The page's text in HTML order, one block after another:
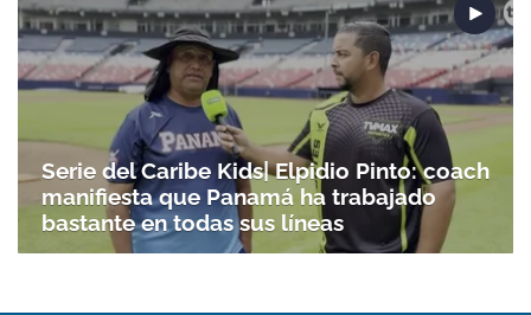
Serie del Caribe Kids| Elpidio Pinto: coach
manifiesta que Panamá ha trabajado
bastante en todas sus líneas